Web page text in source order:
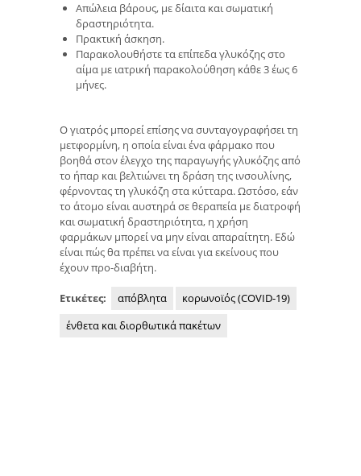
Απώλεια βάρους, με δίαιτα και σωματική
δραστηριότητα.
Πρακτική άσκηση.
Παρακολουθήστε τα επίπεδα γλυκόζης στο
αίμα με ιατρική παρακολούθηση κάθε 3 έως 6
μήνες.
Ο γιατρός μπορεί επίσης να συνταγογραφήσει τη
μετφορμίνη, η οποία είναι ένα φάρμακο που
βοηθά στον έλεγχο της παραγωγής γλυκόζης από
το ήπαρ και βελτιώνει τη δράση της ινσουλίνης,
φέρνοντας τη γλυκόζη στα κύτταρα. Ωστόσο, εάν
το άτομο είναι αυστηρά σε θεραπεία με διατροφή
και σωματική δραστηριότητα, η χρήση
φαρμάκων μπορεί να μην είναι απαραίτητη. Εδώ
είναι πώς θα πρέπει να είναι για εκείνους που
έχουν προ-διαβήτη.
Ετικέτες: απόβλητα
κορωνοϊός (COVID-19)
ένθετα και διορθωτικά πακέτων